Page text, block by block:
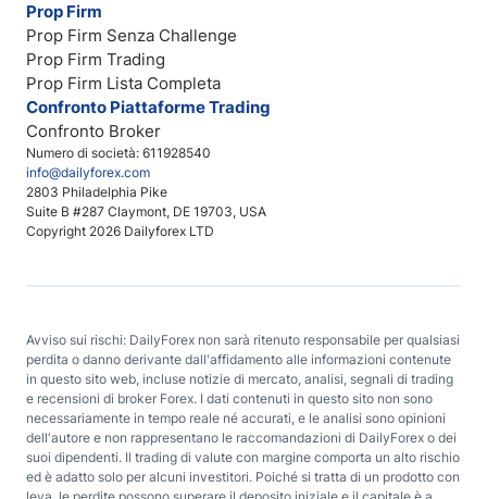
Numero di società: 611928540
info@dailyforex.com
2803 Philadelphia Pike
Suite B #287 Claymont, DE 19703, USA
Copyright 2026 Dailyforex LTD
Prop Firm
Prop Firm Senza Challenge
Prop Firm Trading
Prop Firm Lista Completa
Confronto Piattaforme Trading
Confronto Broker
Avviso sui rischi: DailyForex non sarà ritenuto responsabile per qualsiasi
perdita o danno derivante dall'affidamento alle informazioni contenute
in questo sito web, incluse notizie di mercato, analisi, segnali di trading
e recensioni di broker Forex. I dati contenuti in questo sito non sono
necessariamente in tempo reale né accurati, e le analisi sono opinioni
dell'autore e non rappresentano le raccomandazioni di DailyForex o dei
suoi dipendenti. Il trading di valute con margine comporta un alto rischio
ed è adatto solo per alcuni investitori. Poiché si tratta di un prodotto con